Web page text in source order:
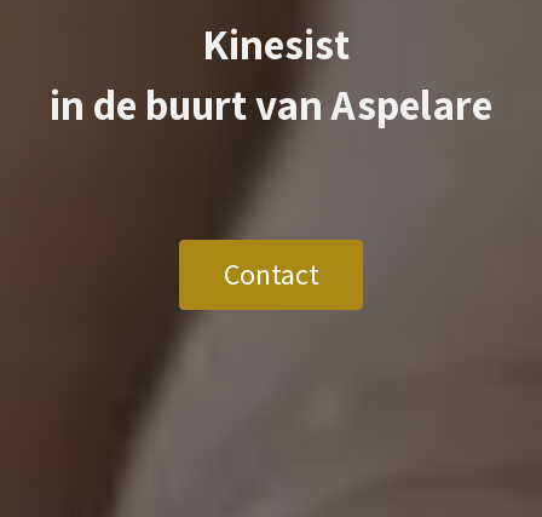
Kinesist
in de buurt vanAspelare
Contact